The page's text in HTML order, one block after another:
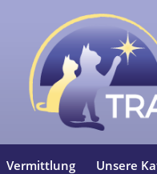
Vermittlung Unsere